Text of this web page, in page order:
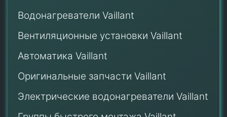
Водонагреватели Vaillant
Вентиляционные установки Vaillant
Автоматика Vaillant
Оригинальные запчасти Vaillant
Электрические водонагреватели Vaillant